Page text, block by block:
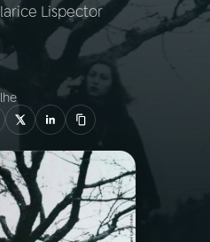
Lispector